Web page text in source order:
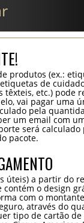
produtos (ex.:
de
têxteis, etc.) pode
vai pagar uma
pela
um email com
será calculado
pacote.
úteis) a partir do
o design
com o
através do
tipo de cartão